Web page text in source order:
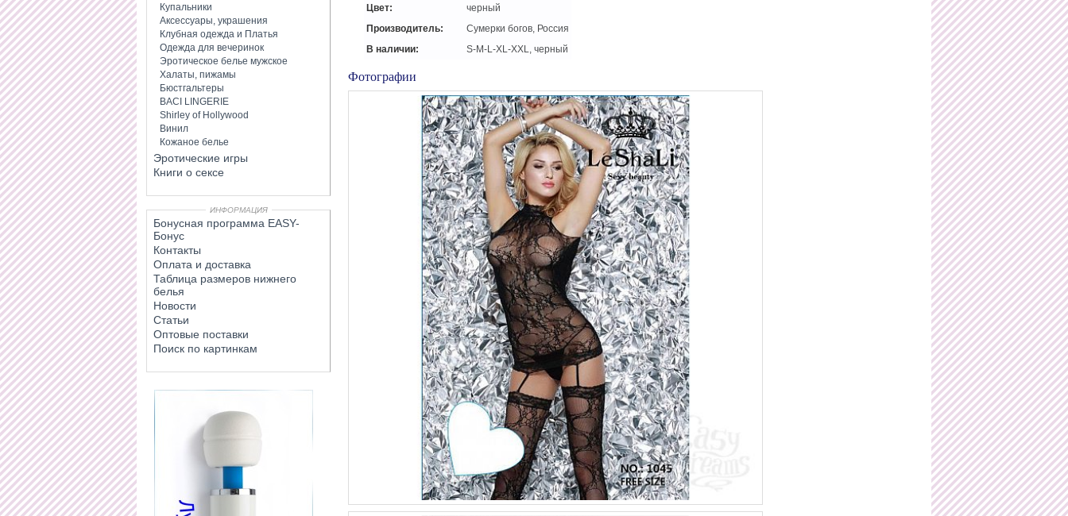
Купальники
Аксессуары, украшения
Клубная одежда и Платья
Одежда для вечеринок
Эротическое белье мужское
Халаты, пижамы
Бюстгальтеры
BACI LINGERIE
Shirley of Hollywood
Винил
Кожаное белье
Эротические игры
Книги о сексе
ИНФОРМАЦИЯ
Бонусная программа EASY-
Бонус
Контакты
Оплата и доставка
Таблица размеров нижнего
белья
Новости
Статьи
Оптовые поставки
Поиск по картинкам
Цвет:
черный
Производитель:
Сумерки богов, Россия
В наличии:
S-M-L-XL-XXL, черный
Фотографии